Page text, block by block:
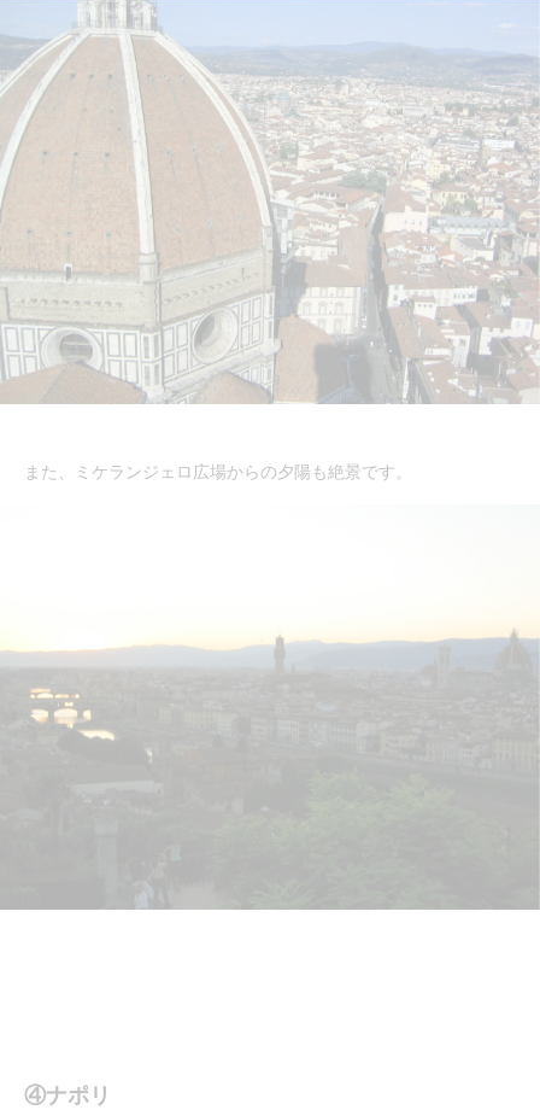
また、ミケランジェロ広場からの夕陽も絶景です。
④ナポリ